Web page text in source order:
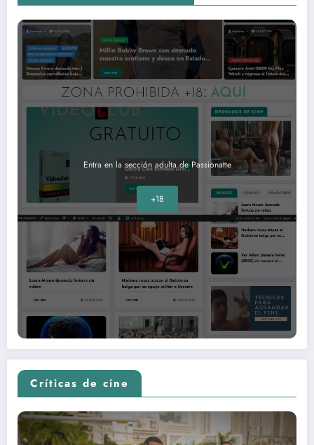
Entra en la sección adulta de Passionatte
+18
Críticas de cine